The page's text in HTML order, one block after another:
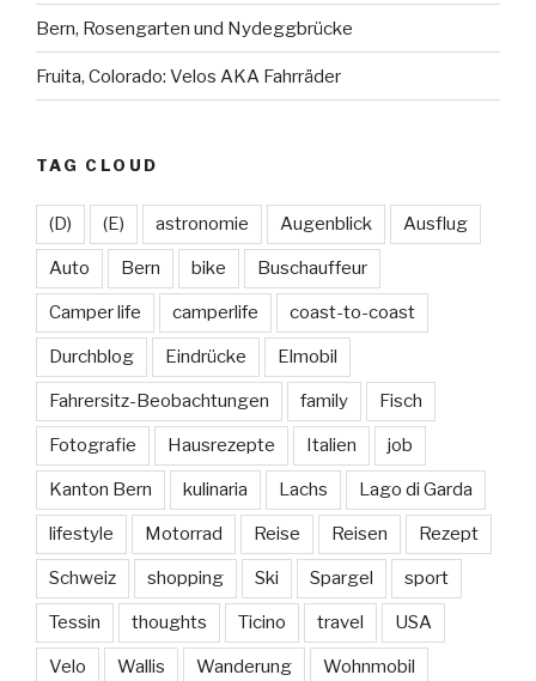
Bern, Rosengarten und Nydeggbrücke
Fruita, Colorado: Velos AKA Fahrräder
TAG CLOUD
(D) (E) astronomie Augenblick Ausflug
Auto Bern bike Buschauffeur
Camper life camperlife coast-to-coast
Durchblog Eindrücke Elmobil
Fahrersitz-Beobachtungen family Fisch
Fotografie Hausrezepte Italien job
Kanton Bern kulinaria Lachs Lago di Garda
lifestyle Motorrad Reise Reisen Rezept
Schweiz shopping Ski Spargel sport
Tessin thoughts Ticino travel USA
Velo Wallis Wanderung Wohnmobil